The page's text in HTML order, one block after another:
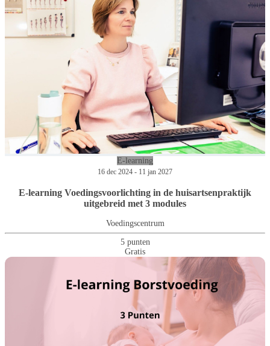
E-learning
16 dec 2024 - 11 jan 2027
E-learning Voedingsvoorlichting in de huisartsenpraktijk
uitgebreid met 3 modules
Voedingscentrum
5 punten
Gratis